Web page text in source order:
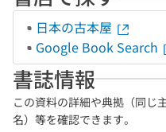
日本の古本屋
Google Book Search
書誌情報
この資料の詳細や典拠（同じ
名）等を確認できます。